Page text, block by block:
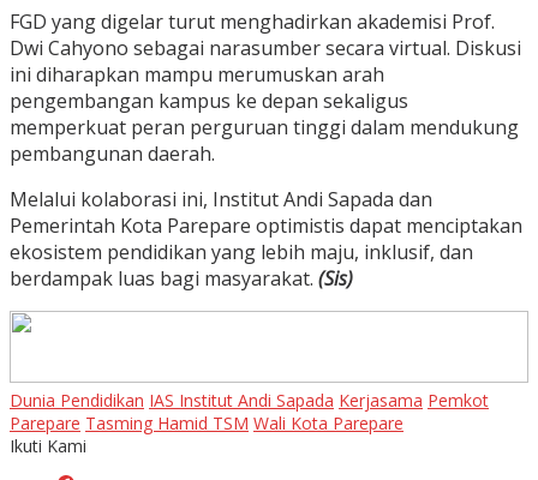
FGD yang digelar turut menghadirkan akademisi Prof.
Dwi Cahyono sebagai narasumber secara virtual. Diskusi
ini diharapkan mampu merumuskan arah
pengembangan kampus ke depan sekaligus
memperkuat peran perguruan tinggi dalam mendukung
pembangunan daerah.
Melalui kolaborasi ini, Institut Andi Sapada dan
Pemerintah Kota Parepare optimistis dapat menciptakan
ekosistem pendidikan yang lebih maju, inklusif, dan
berdampak luas bagi masyarakat. (Sis)
Dunia Pendidikan IAS Institut Andi Sapada Kerjasama Pemkot
Parepare Tasming Hamid TSM Wali Kota Parepare
Ikuti Kami